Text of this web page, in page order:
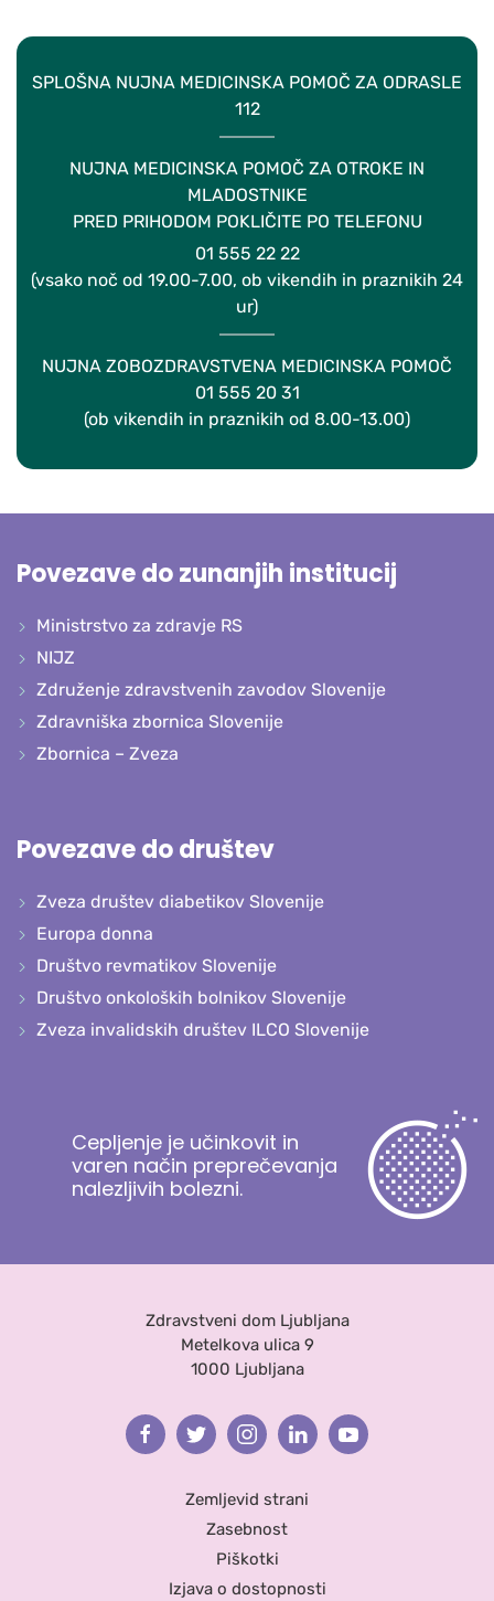
SPLOŠNA NUJNA MEDICINSKA POMOČ ZA ODRASLE
112
NUJNA MEDICINSKA POMOČ ZA OTROKE IN
MLADOSTNIKE
PRED PRIHODOM POKLIČITE PO TELEFONU
01 555 22 22
(vsako noč od 19.00-7.00, ob vikendih in praznikih 24
ur)
NUJNA ZOBOZDRAVSTVENA MEDICINSKA POMOČ
01 555 20 31
(ob vikendih in praznikih od 8.00-13.00)
Povezave do zunanjih institucij
Ministrstvo za zdravje RS
NIJZ
Združenje zdravstvenih zavodov Slovenije
Zdravniška zbornica Slovenije
Zbornica – Zveza
Povezave do društev
Zveza društev diabetikov Slovenije
Europa donna
Društvo revmatikov Slovenije
Društvo onkoloških bolnikov Slovenije
Zveza invalidskih društev ILCO Slovenije
Cepljenje je učinkovit in
varen način preprečevanja
nalezljivih bolezni.
Zdravstveni dom Ljubljana
Metelkova ulica 9
1000 Ljubljana
FacebookTwitterInstagramLinkedinYoutube
Zemljevid strani
Zasebnost
Piškotki
Izjava o dostopnosti